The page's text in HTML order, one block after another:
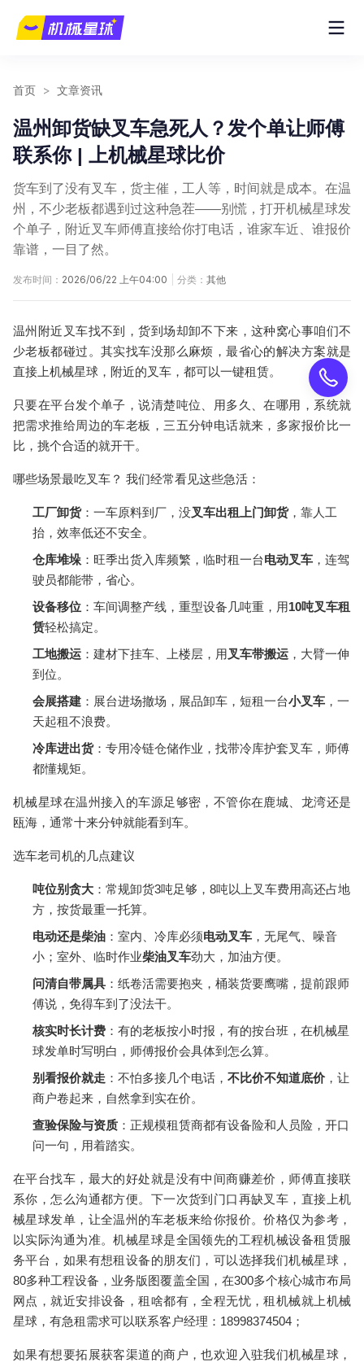
首页 > 文章资讯
温州卸货缺叉车急死人？发个单让师傅
联系你 | 上机械星球比价
货车到了没有叉车，货主催，工人等，时间就是成本。在温
州，不少老板都遇到过这种急茬——别慌，打开机械星球发
个单子，附近叉车师傅直接给你打电话，谁家车近、谁报价
靠谱，一目了然。
发布时间： 2026/06/22 上午04:00 分类： 其他
温州附近叉车找不到，货到场却卸不下来，这种窝心事咱们不
少老板都碰过。其实找车没那么麻烦，最省心的解决方案就是
直接上机械星球，附近的叉车 ，都可以一键租赁。
只要在平台发个单子，说清楚吨位、用多久、在哪用，系统就
把需求推给周边的车老板，三五分钟电话就来， 多家报价比一
比 ，挑个合适的就开干。
哪些场景最吃叉车？ 我们经常看见这些急活：
工厂卸货：一车原料到厂，没叉车出租上门卸货，靠人工
抬，效率低还不安全。
仓库堆垛 ：旺季出货入库频繁，临时租一台电动叉车 ，连驾
驶员都能带，省心。
设备移位 ：车间调整产线，重型设备几吨重，用10吨叉车租
赁轻松搞定。
工地搬运 ：建材下挂车、上楼层，用叉车带搬运 ，大臂一伸
到位。
会展搭建 ：展台进场撤场，展品卸车，短租一台小叉车 ，一
天起租不浪费。
冷库进出货：专用冷链仓储作业，找带冷库护套叉车，师傅
都懂规矩。
机械星球在温州接入的车源足够密，不管你在鹿城、龙湾还是
瓯海，通常十来分钟就能看到车。
选车老司机的几点建议
吨位别贪大 ：常规卸货3吨足够，8吨以上叉车费用高还占地
方，按货最重一托算。
电动还是柴油 ：室内、冷库必须电动叉车 ，无尾气、噪音
小；室外、临时作业柴油叉车劲大，加油方便。
问清自带属具 ：纸卷活需要抱夹，桶装货要鹰嘴，提前跟师
傅说，免得车到了没法干。
核实时长计费 ：有的老板按小时报，有的按台班，在机械星
球发单时写明白，师傅报价会具体到怎么算。
别看报价就走 ：不怕多接几个电话， 不比价不知道底价 ，让
商户卷起来，自然拿到实在价。
查验保险与资质 ：正规模租赁商都有设备险和人员险，开口
问一句，用着踏实。
在平台找车，最大的好处就是没有中间商赚差价，师傅直接联
系你，怎么沟通都方便。下一次货到门口再缺叉车，直接 上机
械星球发单 ，让全温州的车老板来给你报价。价格仅为参考，
以实际沟通为准。机械星球是全国领先的工程机械设备租赁服
务平台，如果有想租设备的朋友们，可以选择我们机械星球，
80多种工程设备，业务版图覆盖全国，在300多个核心城市布局
网点，就近安排设备，租啥都有，全程无忧，租机械就上机械
星球，有急租需求可以联系客户经理：18998374504；
如果有想要拓展获客渠道的商户，也欢迎入驻我们机械星球，